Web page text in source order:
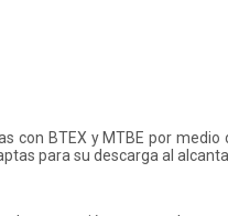
con BTEX y MTBE por
para su descarga al